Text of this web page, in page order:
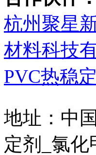
杭州聚星
材料科技
PVC热稳
地址：中
定剂_氯化